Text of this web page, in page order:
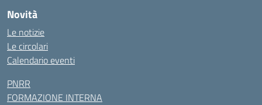
Novità
Le notizie
Le circolari
Calendario eventi
PNRR
FORMAZIONE INTERNA